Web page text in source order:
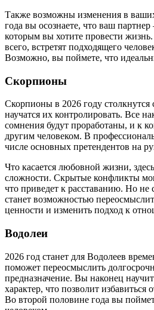
Также возможны изменения в
года вы осознаете, что ваш
которым вы хотите провести
всего, встретят подходящего
Возможно, вы поймете, что
Скорпионы
Скорпионы в 2026 году столкнутся
научатся их контролировать. Все
сомнения будут проработаны, и к
другим человеком. В
числе основных претендентов на
Что касается любовной жизни,
сложности. Скрытые конфликты
что приведет к расставанию. Но не
станет возможностью
ценности и изменить подход к
Водолеи
2026 год станет для Водолеев
поможет переосмыслить
предназначение. Вы наконец
характер, что позволит
Во второй половине года вы